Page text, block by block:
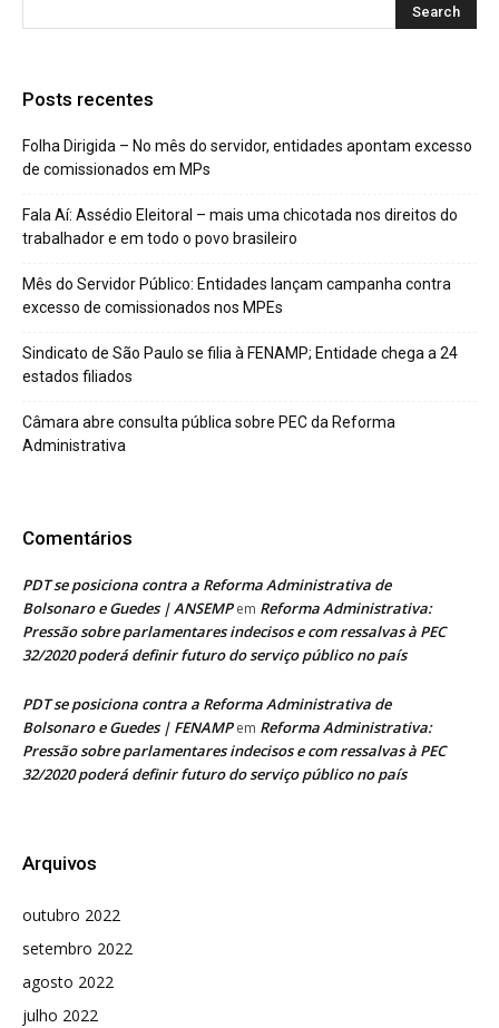
Posts recentes
Folha Dirigida – No mês do servidor, entidades apontam excesso
de comissionados em MPs
Fala Aí: Assédio Eleitoral – mais uma chicotada nos direitos do
trabalhador e em todo o povo brasileiro
Mês do Servidor Público: Entidades lançam campanha contra
excesso de comissionados nos MPEs
Sindicato de São Paulo se filia à FENAMP; Entidade chega a 24
estados filiados
Câmara abre consulta pública sobre PEC da Reforma
Administrativa
Comentários
PDT se posiciona contra a Reforma Administrativa de
Bolsonaro e Guedes | ANSEMPem Reforma Administrativa:
Pressão sobre parlamentares indecisos e com ressalvas à PEC
32/2020 poderá definir futuro do serviço público no país
PDT se posiciona contra a Reforma Administrativa de
Bolsonaro e Guedes | FENAMPem Reforma Administrativa:
Pressão sobre parlamentares indecisos e com ressalvas à PEC
32/2020 poderá definir futuro do serviço público no país
Arquivos
outubro 2022
setembro 2022
agosto 2022
julho 2022